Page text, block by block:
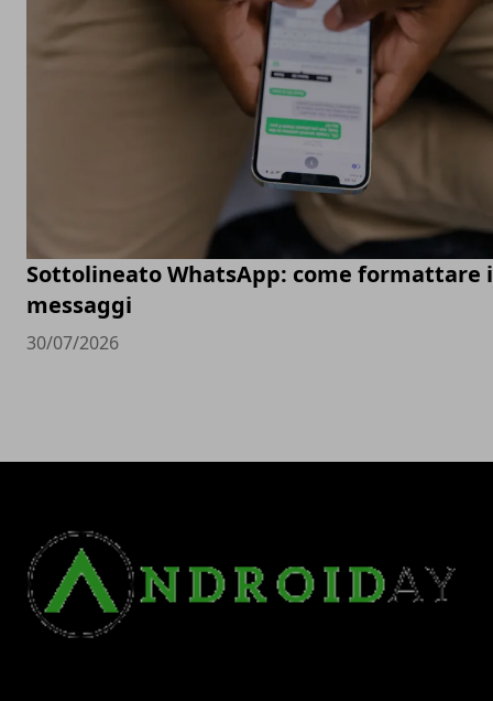
Sottolineato WhatsApp: come formattare i
messaggi
30/07/2026